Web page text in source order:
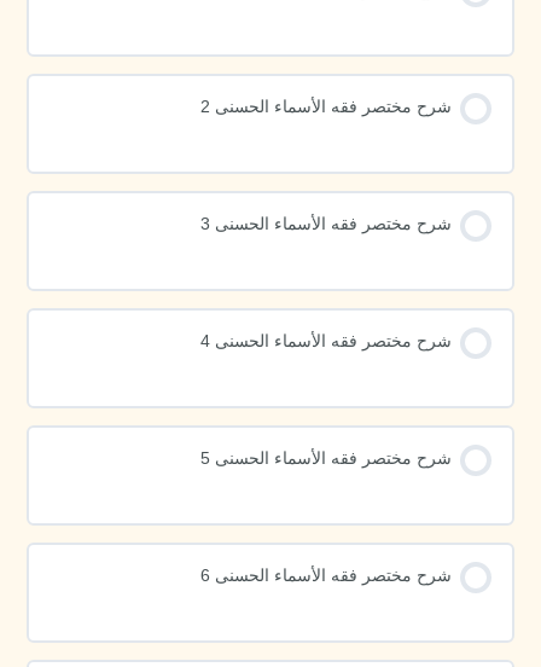
شرح مختصر فقه الأسماء الحسنى 2
شرح مختصر فقه الأسماء الحسنى 3
شرح مختصر فقه الأسماء الحسنى 4
شرح مختصر فقه الأسماء الحسنى 5
شرح مختصر فقه الأسماء الحسنى 6